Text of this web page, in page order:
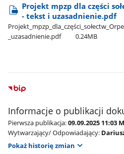
Projekt mpzp dla części
- tekst i uzasadnienie.pdf
_uzasadnienie.pdf
0.24MB
Informacje o publikacji
Pierwsza publikacja:09.09.2025 11:03
Wytwarzający/ Odpowiadający:
Pokaż historię zmian